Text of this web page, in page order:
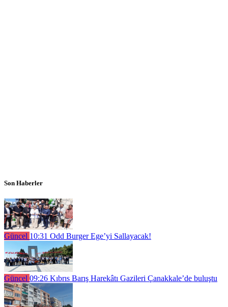
Son Haberler
Güncel 10:31 Odd Burger Ege’yi Sallayacak!
Güncel 09:26 Kıbrıs Barış Harekâtı Gazileri Çanakkale’de buluştu